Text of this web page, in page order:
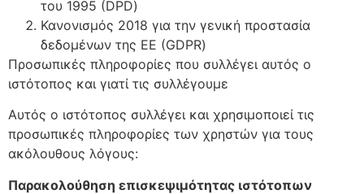
του 1995 (DPD)
Κανονισμός 2018 για την γενική προστασία
δεδομένων της ΕΕ (GDPR)
Προσωπικές πληροφορίες που συλλέγει αυτός ο
ιστότοπος και γιατί τις συλλέγουμε
Αυτός ο ιστότοπος συλλέγει και χρησιμοποιεί τις
προσωπικές πληροφορίες των χρηστών για τους
ακόλουθους λόγους:
Παρακολούθηση επισκεψιμότητας ιστότοπων